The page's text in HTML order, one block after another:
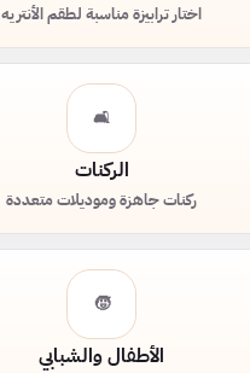
اختار ترابيزة مناسبة لطقم الأنتريه
🛋️
الركنات
ركنات جاهزة وموديلات متعددة
🧒
الأطفال والشبابي